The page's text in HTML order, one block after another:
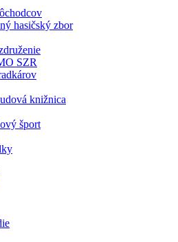
hasičský zbor
SZR
knižnica
šport